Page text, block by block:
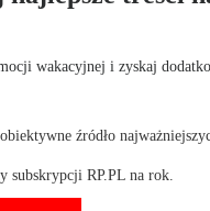
wakacyjnej i zyskaj
źródło
subskrypcji RP.PL na rok.